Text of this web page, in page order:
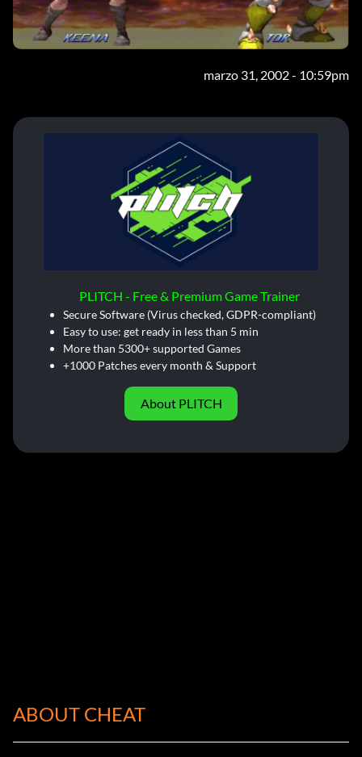
marzo 31, 2002 - 10:59pm
PLITCH - Free & Premium Game Trainer
Secure Software (Virus checked, GDPR-compliant)
Easy to use: get ready in less than 5 min
More than 5300+ supported Games
+1000 Patches every month & Support
About PLITCH
ABOUT CHEAT